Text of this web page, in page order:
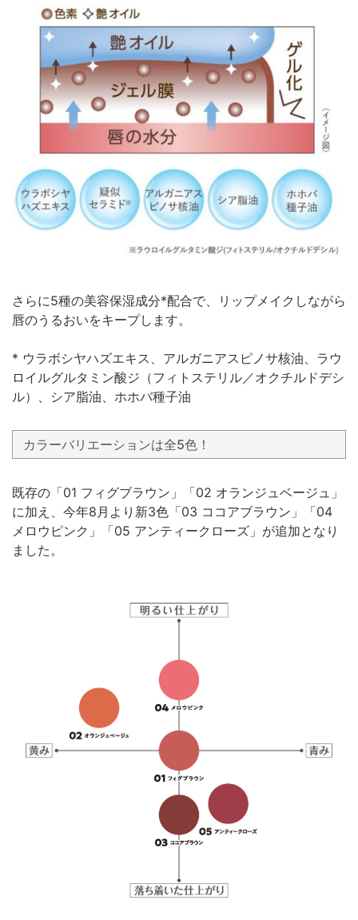
さらに5種の美容保湿成分*配合で、リップメイクしながら
唇のうるおいをキープします。
* ウラボシヤハズエキス、アルガニアスピノサ核油、ラウ
ロイルグルタミン酸ジ（フィトステリル／オクチルドデシ
ル）、シア脂油、ホホバ種子油
カラーバリエーションは全5色！
既存の「01 フィグブラウン」「02 オランジュベージュ」
に加え、今年8月より新3色「03 ココアブラウン」「04
メロウピンク」「05 アンティークローズ」が追加となり
ました。